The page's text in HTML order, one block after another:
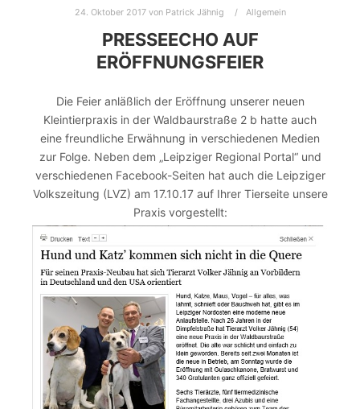
24. Oktober 2017von Patrick Jähnig Allgemein
PRESSEECHO AUF
ERÖFFNUNGSFEIER
Die Feier anläßlich der Eröffnung unserer neuen
Kleintierpraxis in der Waldbaurstraße 2 b hatte auch
eine freundliche Erwähnung in verschiedenen Medien
zur Folge. Neben dem „Leipziger Regional Portal“ und
verschiedenen Facebook-Seiten hat auch die Leipziger
Volkszeitung (LVZ) am 17.10.17 auf Ihrer Tierseite unsere
Praxis vorgestellt: